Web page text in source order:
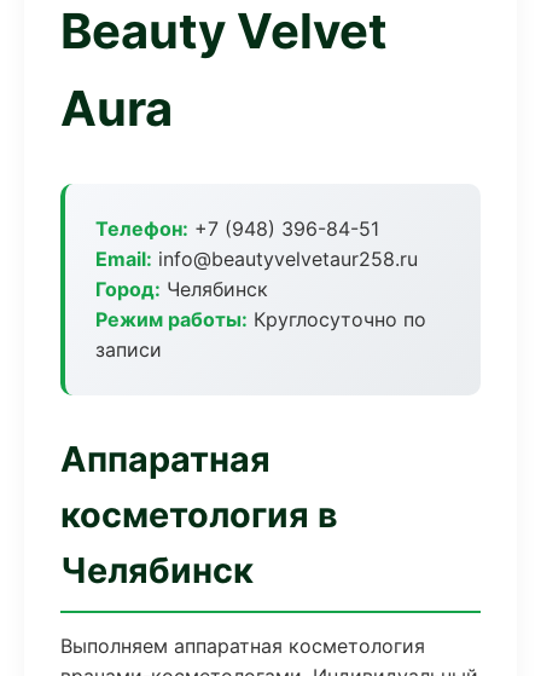
Beauty Velvet
Aura
Телефон: +7 (948) 396-84-51
Email: info@beautyvelvetaur258.ru
Город: Челябинск
Режим работы: Круглосуточно по
записи
Аппаратная
косметология в
Челябинск
Выполняем аппаратная косметология